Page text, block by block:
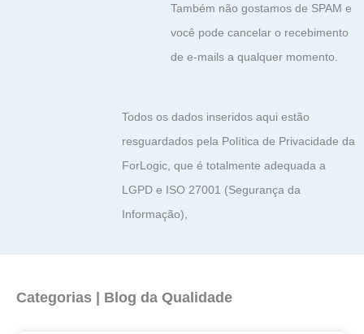
Também não gostamos de SPAM e
você pode cancelar o recebimento
de e-mails a qualquer momento.
Todos os dados inseridos aqui estão
resguardados pela Política de Privacidade da
ForLogic, que é totalmente adequada a
LGPD e ISO 27001 (Segurança da
Informação),
Categorias | Blog da Qualidade